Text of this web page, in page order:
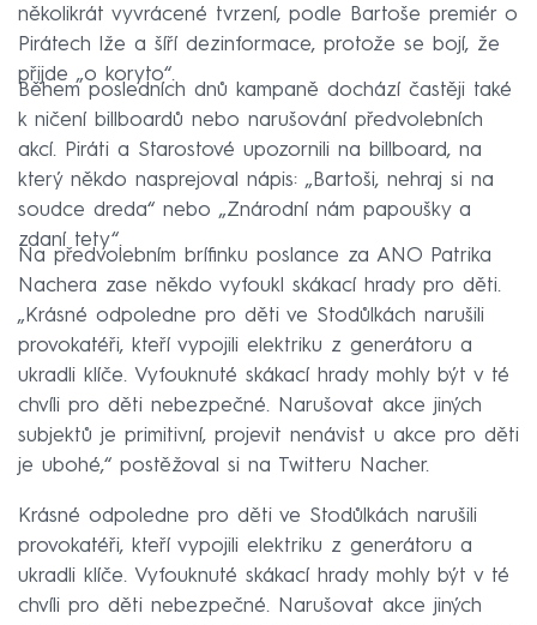
několikrát vyvrácené tvrzení, podle Bartoše premiér o
Pirátech lže a šíří dezinformace, protože se bojí, že
přijde „o koryto“.
Během posledních dnů kampaně dochází častěji také
k ničení billboardů nebo narušování předvolebních
akcí. Piráti a Starostové upozornili na billboard, na
který někdo nasprejoval nápis: „Bartoši, nehraj si na
soudce dreda“ nebo „Znárodní nám papoušky a
zdaní tety“.
Na předvolebním brífinku poslance za ANO Patrika
Nachera zase někdo vyfoukl skákací hrady pro děti.
„Krásné odpoledne pro děti ve Stodůlkách narušili
provokatéři, kteří vypojili elektriku z generátoru a
ukradli klíče. Vyfouknuté skákací hrady mohly být v té
chvíli pro děti nebezpečné. Narušovat akce jiných
subjektů je primitivní, projevit nenávist u akce pro děti
je ubohé,“ postěžoval si na Twitteru Nacher.
Krásné odpoledne pro děti ve Stodůlkách narušili
provokatéři, kteří vypojili elektriku z generátoru a
ukradli klíče. Vyfouknuté skákací hrady mohly být v té
chvíli pro děti nebezpečné. Narušovat akce jiných